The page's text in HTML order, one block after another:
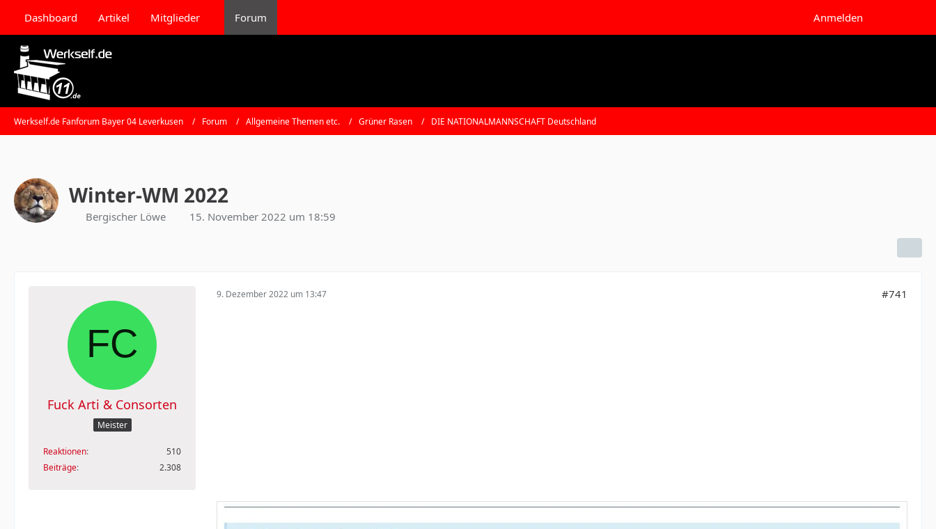
Dashboard Artikel Mitglieder Forum Anmelden
Werkself.de Fanforum Bayer 04 Leverkusen Forum Allgemeine Themen etc. Grüner Rasen DIE NATIONALMANNSCHAFT Deutschland
Winter-WM 2022
Bergischer Löwe 15. November 2022 um 18:59
Fuck Arti & Consorten
Meister
Reaktionen
510
Beiträge
2.308
9. Dezember 2022 um 13:47 #741